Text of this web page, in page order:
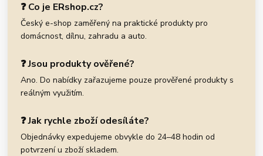
❓ Co je ERshop.cz?
Český e-shop zaměřený na praktické produkty pro
domácnost, dílnu, zahradu a auto.
❓ Jsou produkty ověřené?
Ano. Do nabídky zařazujeme pouze prověřené produkty s
reálným využitím.
❓ Jak rychle zboží odesíláte?
Objednávky expedujeme obvykle do 24–48 hodin od
potvrzení u zboží skladem.